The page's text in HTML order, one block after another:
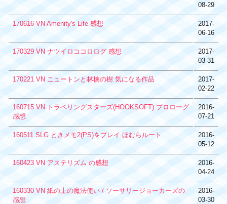
08-29
170616 VN Amenity's Life 感想
2017-
06-16
170329 VN ナツイロココロログ 感想
2017-
03-31
170221 VN ニュートンと林檎の樹 気になる作品
2017-
02-22
160715 VN トラベリングスターズ(HOOKSOFT) プロローグ
感想
2016-
07-21
160511 SLG ときメモ2(PS)をプレイ ほむらルート
2016-
05-12
160423 VN アステリズム の感想
2016-
04-24
160330 VN 紙の上の魔法使い / ソーサリージョーカーズの
感想
2016-
03-30